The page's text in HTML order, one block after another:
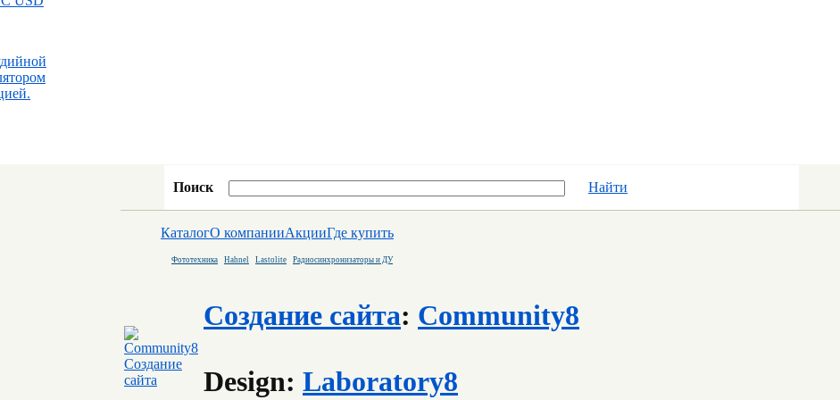
Поиск Найти
КаталогО компанииАкцииГде купить
Фототехника Hahnel Lastolite Радиосинхронизаторы и ДУ
Создание сайта: Community8
Design: Laboratory8